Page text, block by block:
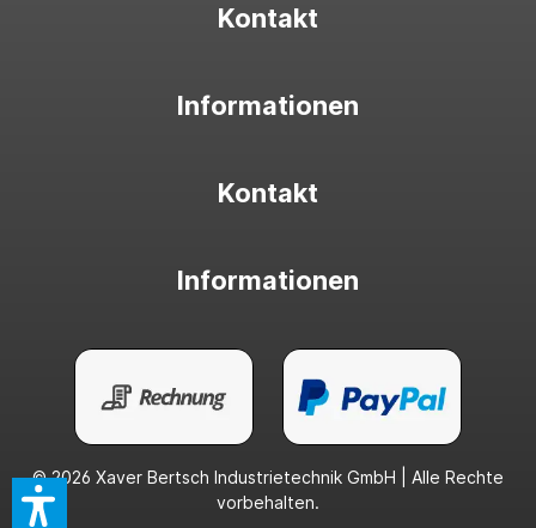
Kontakt
Informationen
Kontakt
Informationen
© 2026 Xaver Bertsch Industrietechnik GmbH | Alle Rechte
vorbehalten.